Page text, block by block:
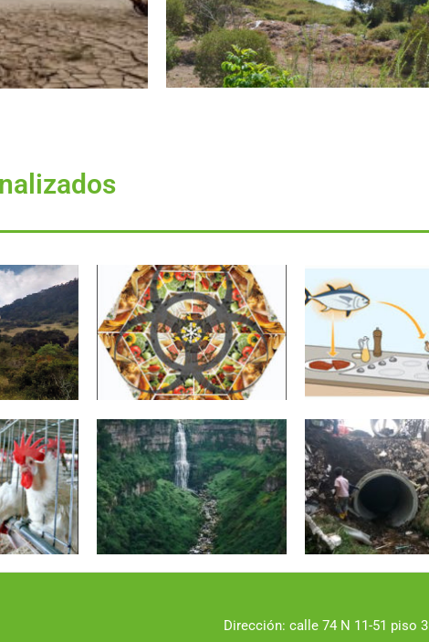
Dirección: calle 74 N 11-51 piso 3